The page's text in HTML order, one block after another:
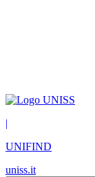
|
UNIFIND
uniss.it